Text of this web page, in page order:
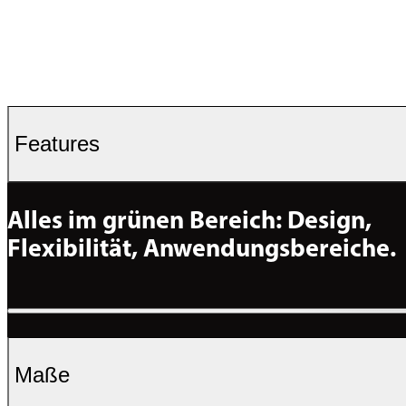
Features
Alles im grünen Bereich: Design,
Flexibilität, Anwendungsbereiche.
Maße